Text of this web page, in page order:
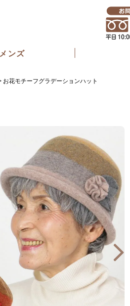
メンズ
お花モチーフグラデーションハット